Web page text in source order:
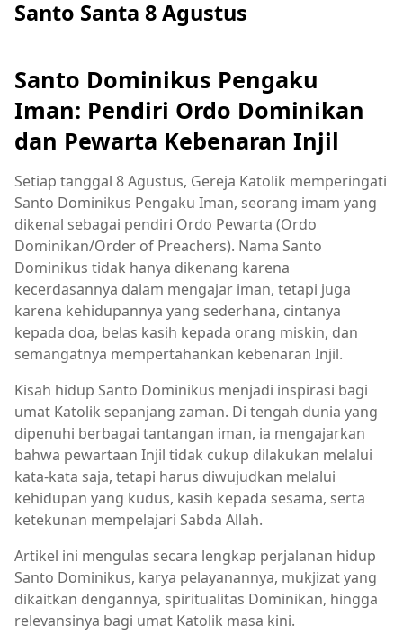
Santo Santa 8 Agustus
Santo Dominikus Pengaku
Iman: Pendiri Ordo Dominikan
dan Pewarta Kebenaran Injil
Setiap tanggal 8 Agustus, Gereja Katolik memperingati
Santo Dominikus Pengaku Iman, seorang imam yang
dikenal sebagai pendiri Ordo Pewarta (Ordo
Dominikan/Order of Preachers). Nama Santo
Dominikus tidak hanya dikenang karena
kecerdasannya dalam mengajar iman, tetapi juga
karena kehidupannya yang sederhana, cintanya
kepada doa, belas kasih kepada orang miskin, dan
semangatnya mempertahankan kebenaran Injil.
Kisah hidup Santo Dominikus menjadi inspirasi bagi
umat Katolik sepanjang zaman. Di tengah dunia yang
dipenuhi berbagai tantangan iman, ia mengajarkan
bahwa pewartaan Injil tidak cukup dilakukan melalui
kata-kata saja, tetapi harus diwujudkan melalui
kehidupan yang kudus, kasih kepada sesama, serta
ketekunan mempelajari Sabda Allah.
Artikel ini mengulas secara lengkap perjalanan hidup
Santo Dominikus, karya pelayanannya, mukjizat yang
dikaitkan dengannya, spiritualitas Dominikan, hingga
relevansinya bagi umat Katolik masa kini.